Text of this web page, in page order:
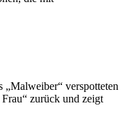
„Malweiber“ verspotteten
zurück und zeigt